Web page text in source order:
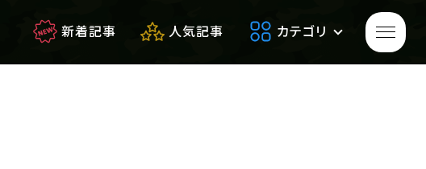
新着記事 人気記事 カテゴリ